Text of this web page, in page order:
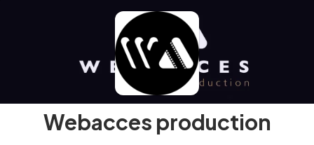
Webacces production